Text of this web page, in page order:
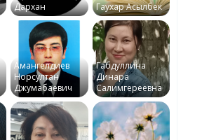
Дархан Гаухар Асылбек
Амангелдиев
Норсултан
Джумабаевич
Габдуллина
Динара
Салимгереевна